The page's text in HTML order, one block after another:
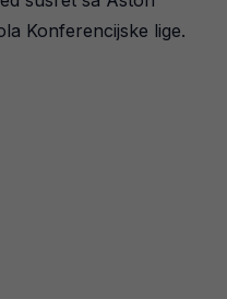
Konferencijske lige.